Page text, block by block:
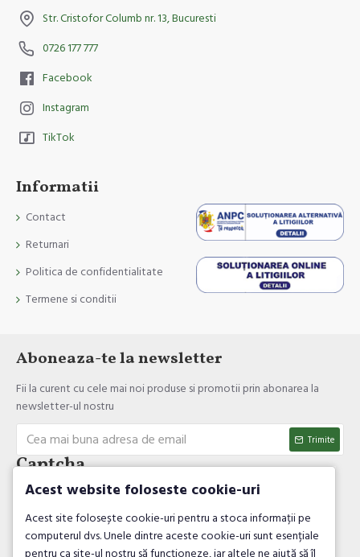
Str. Cristofor Columb nr. 13, Bucuresti
0726 177 777
Facebook
Instagram
TikTok
Informatii
Contact
Returnari
Politica de confidentialitate
Termene si conditii
Aboneaza-te la newsletter
Fii la curent cu cele mai noi produse si promotii prin abonarea la
newsletter-ul nostru
Trimite
Captcha
Acest website foloseste cookie-uri
Acest site folosește cookie-uri pentru a stoca informații pe
computerul dvs. Unele dintre aceste cookie-uri sunt esențiale
pentru ca site-ul nostru să funcționeze, iar altele ne ajută să îl